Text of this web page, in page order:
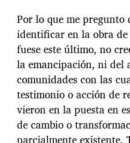
Por lo que me
identificar en la obra
fuese este último, no
la emancipación, ni del
comunidades con las
testimonio o acción de
vieron en la puesta en
de cambio o
parcialmente existente.